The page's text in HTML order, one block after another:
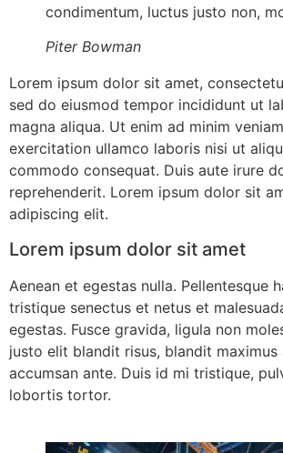
condimentum, luctus justo non,
Piter Bowman
Lorem ipsum dolor sit amet,
sed do eiusmod tempor incididunt ut
magna aliqua. Ut enim ad minim
exercitation ullamco laboris nisi ut
commodo consequat. Duis aute irure
reprehenderit. Lorem ipsum dolor sit
adipiscing elit.
Lorem ipsum dolor sit amet
Aenean et egestas nulla. Pellentesque
tristique senectus et netus et
egestas. Fusce gravida, ligula non
justo elit blandit risus, blandit maximus
accumsan ante. Duis id mi tristique,
lobortis tortor.